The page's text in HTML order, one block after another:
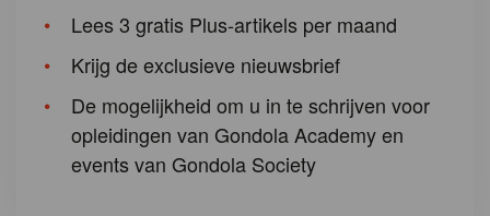
Lees 3 gratis Plus-artikels per maand
Krijg de exclusieve nieuwsbrief
De mogelijkheid om u in te schrijven voor
opleidingen van Gondola Academy en
events van Gondola Society